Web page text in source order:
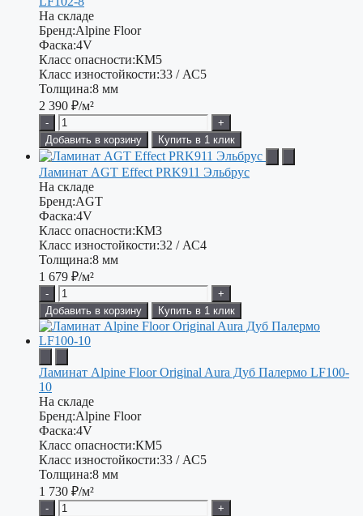
На складе
Бренд:Alpine Floor
Фаска:4V
Класс опасности:КМ5
Класс изностойкости:33 / АС5
Толщина:8 мм
2 390 ₽/м²
-
+
Добавить в корзину
Купить в 1 клик
Ламинат AGT Effect PRK911 Эльбрус
На складе
Бренд:AGT
Фаска:4V
Класс опасности:КМ3
Класс изностойкости:32 / АС4
Толщина:8 мм
1 679 ₽/м²
-
+
Добавить в корзину
Купить в 1 клик
Ламинат Alpine Floor Original Aura Дуб Палермо LF100-
10
На складе
Бренд:Alpine Floor
Фаска:4V
Класс опасности:КМ5
Класс изностойкости:33 / АС5
Толщина:8 мм
1 730 ₽/м²
-
+